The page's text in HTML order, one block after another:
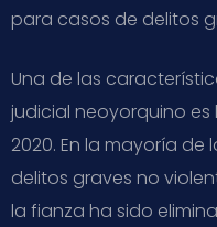
para casos de delitos
Una de las
judicial neoyorquino
2020. En la mayoría
delitos graves no
la fianza ha sido